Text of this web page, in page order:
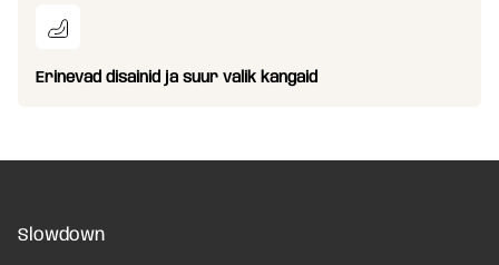
Erinevad disainid ja suur valik kangaid
Slowdown